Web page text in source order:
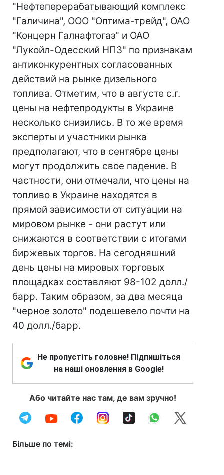
"Нефтеперерабатывающий комплекс
"Галичина", ООО "Оптима-трейд", ОАО
"Концерн Галнафтогаз" и ОАО
"Лукойл-Одесский НПЗ" по признакам
антиконкурентных согласованных
действий на рынке дизельного
топлива. Отметим, что в августе с.г.
цены на нефтепродукты в Украине
несколько снизились. В то же время
эксперты и участники рынка
предполагают, что в сентябре цены
могут продолжить свое падение. В
частности, они отмечали, что цены на
топливо в Украине находятся в
прямой зависимости от ситуации на
мировом рынке - они растут или
снижаются в соответствии с итогами
биржевых торгов. На сегодняшний
день цены на мировых торговых
площадках составляют 98-102 долл./
барр. Таким образом, за два месяца
"черное золото" подешевело почти на
40 долл./барр.
Не пропустіть головне! Підпишіться
на наші оновлення в Google!
Або читайте нас там, де вам зручно!
Більше по темі: